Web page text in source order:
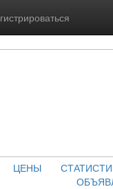
ЦЕНЫ